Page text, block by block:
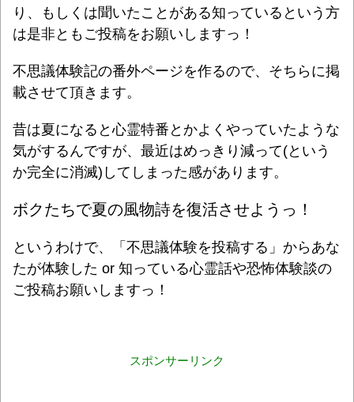
り、もしくは聞いたことがある知っているという方
は是非ともご投稿をお願いしますっ！
不思議体験記の番外ページを作るので、そちらに掲
載させて頂きます。
昔は夏になると心霊特番とかよくやっていたような
気がするんですが、最近はめっきり減って(という
か完全に消滅)してしまった感があります。
ボクたちで夏の風物詩を復活させようっ！
というわけで、「不思議体験を投稿する」からあな
たが体験した or 知っている心霊話や恐怖体験談の
ご投稿お願いしますっ！
スポンサーリンク